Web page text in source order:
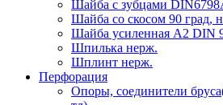
Шайба с зубцами
Шайба со скосом 90 град,
Шайба усиленная А2 DIN
Шпилька нерж.
Шплинт нерж.
Перфорация
Опоры, соединители